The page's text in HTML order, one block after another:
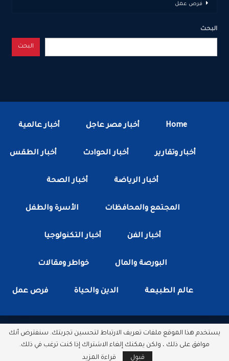
فرص عمل
البحث
البحث
Home أخبار مصر عاجل أخبار عالمية
أخبار وتقارير أخبار الحوادث أخبار الطقس
أخبار الرياضة أخبار الصحة
المجتمع والمحافظات الأسرة والطفل
أخبار الفن أخبار التكنولوجيا
البورصة والمال خواطر ومقالات
عالم الطبيعة الدين والحياة فرص عمل
جميع الحقوق محفوظة لدى شبكة أخبار مصر الأن.
مطور بواسطة :سكتور وب
يستخدم هذا الموقع ملفات تعريف الارتباط لتحسين تجربتك. سنفترض أنك
موافق على ذلك ، ولكن يمكنك إلغاء الاشتراك إذا كنت ترغب في ذلك.
قبول
قراءة المزيد